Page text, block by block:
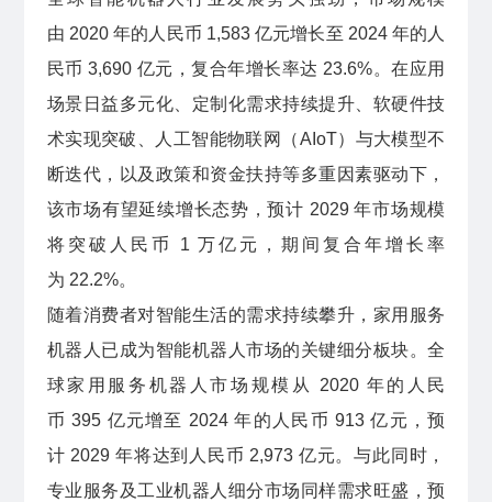
由 2020 年的人民币 1,583 亿元增长至 2024 年的人
民币 3,690 亿元，复合年增长率达 23.6%。在应用
场景日益多元化、定制化需求持续提升、软硬件技
术实现突破、人工智能物联网（AIoT）与大模型不
断迭代，以及政策和资金扶持等多重因素驱动下，
该市场有望延续增长态势，预计 2029 年市场规模
将突破人民币 1 万亿元，期间复合年增长率
为 22.2%。
随着消费者对智能生活的需求持续攀升，家用服务
机器人已成为智能机器人市场的关键细分板块。全
球家用服务机器人市场规模从 2020 年的人民
币 395 亿元增至 2024 年的人民币 913 亿元，预
计 2029 年将达到人民币 2,973 亿元。与此同时，
专业服务及工业机器人细分市场同样需求旺盛，预